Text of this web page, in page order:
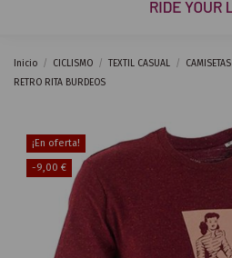
Inicio CICLISMO TEXTIL CASUAL CAMISETAS
RETRO RITA BURDEOS
¡En oferta!
-9,00 €